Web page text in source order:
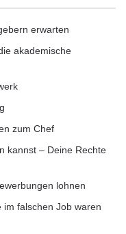
Santander den
sozialen
auf die
innerhalb
bisher über eine
universitäre
Kooperationen
Banken: Banco
Institutionen in
erwarten
akademische
zum Chef
kannst – Deine Rechte
lohnen
im falschen Job waren